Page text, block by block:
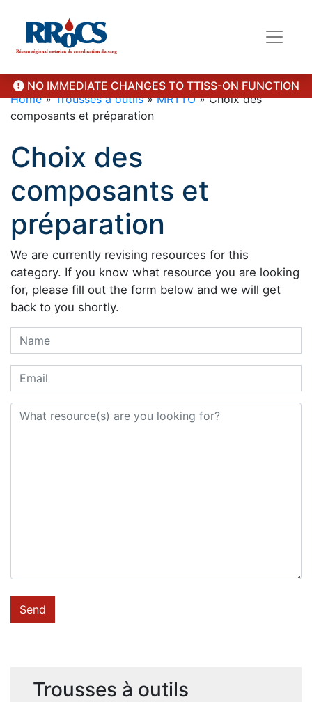
NO IMMEDIATE CHANGES TO TTISS-ON FUNCTION
Home»Trousses à outils»MRTTO»Choix des
composants et préparation
Choix des
composants et
préparation
We are currently revising resources for this
category. If you know what resource you are looking
for, please fill out the form below and we will get
back to you shortly.
Trousses à outils